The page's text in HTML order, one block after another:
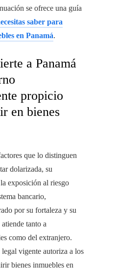
se ofrece una guía
saber para
en Panamá.
a Panamá
propicio
en bienes
que lo distinguen
dolarizada, su
exposición al riesgo
bancario,
por su fortaleza y su
tanto a
como del extranjero.
vigente autoriza a los
bienes inmuebles en